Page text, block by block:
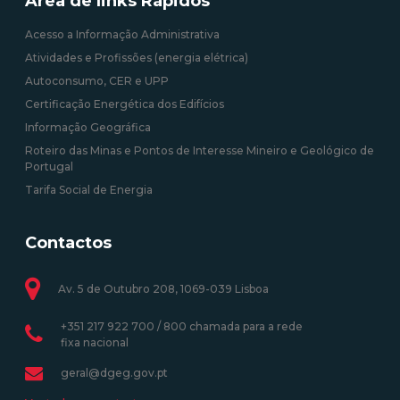
Acesso a Informação Administrativa
Atividades e Profissões (energia elétrica)
Autoconsumo, CER e UPP
Certificação Energética dos Edifícios
Informação Geográfica
Roteiro das Minas e Pontos de Interesse Mineiro e Geológico de
Portugal
Tarifa Social de Energia
Contactos
Av. 5 de Outubro 208, 1069-039 Lisboa
+351 217 922 700 / 800 chamada para a rede
fixa nacional
geral@dgeg.gov.pt